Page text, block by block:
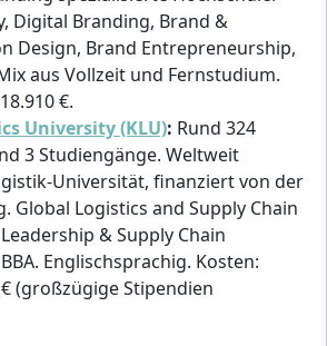
Digital Branding, Brand &
Design, Brand Entrepreneurship,
aus Vollzeit und Fernstudium.
€.
University (KLU): Rund 324
3 Studiengänge. Weltweit
Universität, finanziert von der
Global Logistics and Supply Chain
& Supply Chain
Englischsprachig. Kosten:
€ (großzügige Stipendien